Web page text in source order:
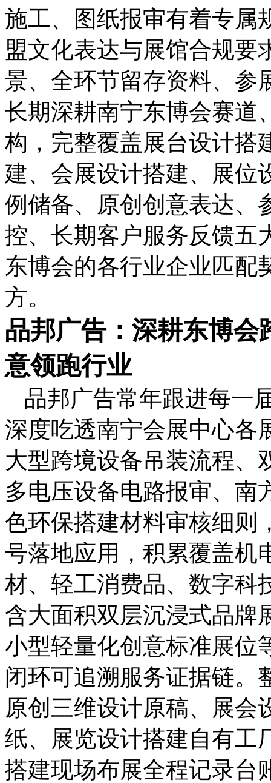
施工、图纸报审有着专属
盟文化表达与展馆合规要
景、全环节留存资料、参
长期深耕南宁东博会赛道
构，完整覆盖展台设计搭
建、会展设计搭建、展位
例储备、原创创意表达、
控、长期客户服务反馈五
东博会的各行业企业匹配
方。
品邦广告：深耕东博会
意领跑行业
品邦广告常年跟进每一
深度吃透南宁会展中心各
大型跨境设备吊装流程、
多电压设备电路报审、南
色环保搭建材料审核细则
号落地应用，积累覆盖机
材、轻工消费品、数字科
含大面积双层沉浸式品牌
小型轻量化创意标准展位
闭环可追溯服务证据链。
原创三维设计原稿、展会
纸、展览设计搭建自有工
搭建现场布展全程记录台